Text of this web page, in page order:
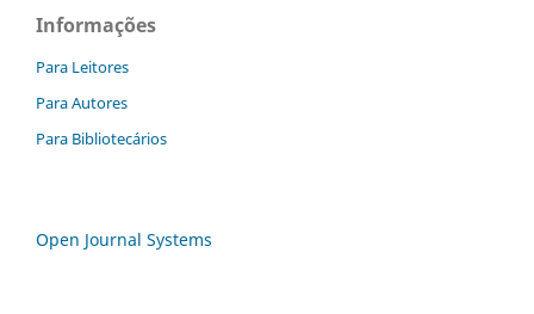
Informações
Para Leitores
Para Autores
Para Bibliotecários
Open Journal Systems